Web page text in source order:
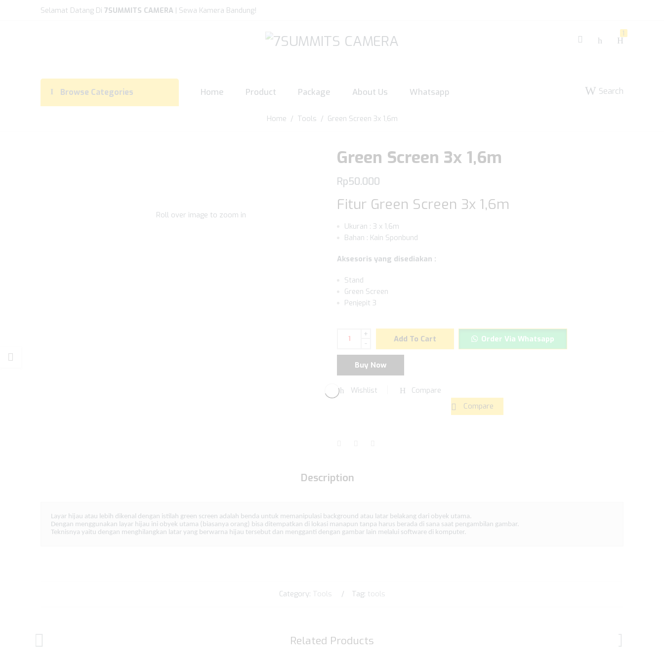
Selamat Datang Di 7SUMMITS CAMERA | Sewa Kamera Bandung!
1
Browse Categories Home Product Package About Us Whatsapp Search
Home / Tools / Green Screen 3x 1,6m
Roll over image to zoom in
Green Screen 3x 1,6m
Rp50.000
Fitur Green Screen 3x 1,6m
Ukuran : 3 x 1,6m
Bahan : Kain Sponbund
Aksesoris yang disediakan :
Stand
Green Screen
Penjepit 3
+
-
Add To Cart Order Via Whatsapp
Buy Now
Wishlist
Compare
Compare
Description
Layar hijau atau lebih dikenal dengan istilah green screen adalah benda untuk memanipulasi background atau latar belakang dari obyek utama.
Dengan menggunakan layar hijau ini obyek utama (biasanya orang) bisa ditempatkan di lokasi manapun tanpa harus berada di sana saat pengambilan gambar.
Teknisnya yaitu dengan menghilangkan latar yang berwarna hijau tersebut dan mengganti dengan gambar lain melalui software di komputer.
Category: Tools Tag: tools
Related Products